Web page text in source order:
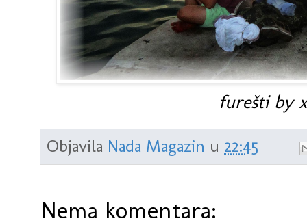
furešti by
Objavila Nada Magazin u 22:45
Nema komentara: